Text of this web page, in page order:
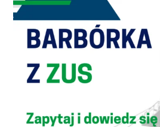
NASI EKSPERCI
GALERIA
SĄD ARBITRAŻOWY
KOMITETY